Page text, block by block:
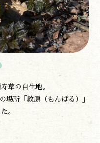
草の自生地。
場所「紋原（もんばる）」
。